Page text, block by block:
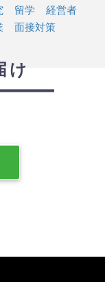
留学
経営者
面接対策
け